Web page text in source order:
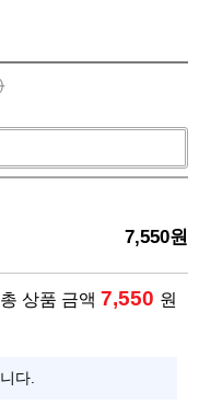
7,550원
총 상품 금액 7,550 원
다.